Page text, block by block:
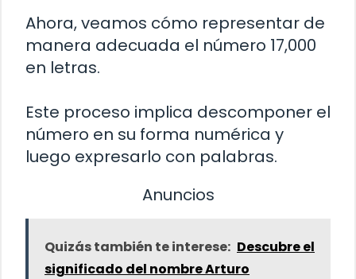
Ahora, veamos cómo representar de
manera adecuada el número 17,000
en letras.
Este proceso implica descomponer el
número en su forma numérica y
luego expresarlo con palabras.
Anuncios
Quizás también te interese: Descubre el
significado del nombre Arturo